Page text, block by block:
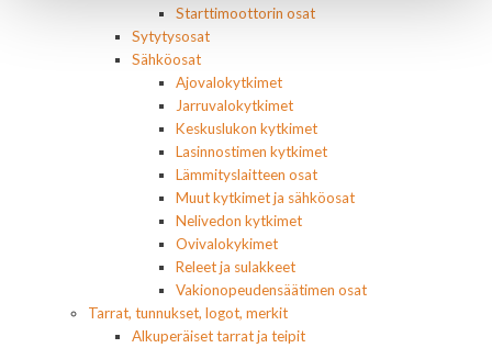
Starttimoottorin osat
Sytytysosat
Sähköosat
Ajovalokytkimet
Jarruvalokytkimet
Keskuslukon kytkimet
Lasinnostimen kytkimet
Lämmityslaitteen osat
Muut kytkimet ja sähköosat
Nelivedon kytkimet
Ovivalokykimet
Releet ja sulakkeet
Vakionopeudensäätimen osat
Tarrat, tunnukset, logot, merkit
Alkuperäiset tarrat ja teipit